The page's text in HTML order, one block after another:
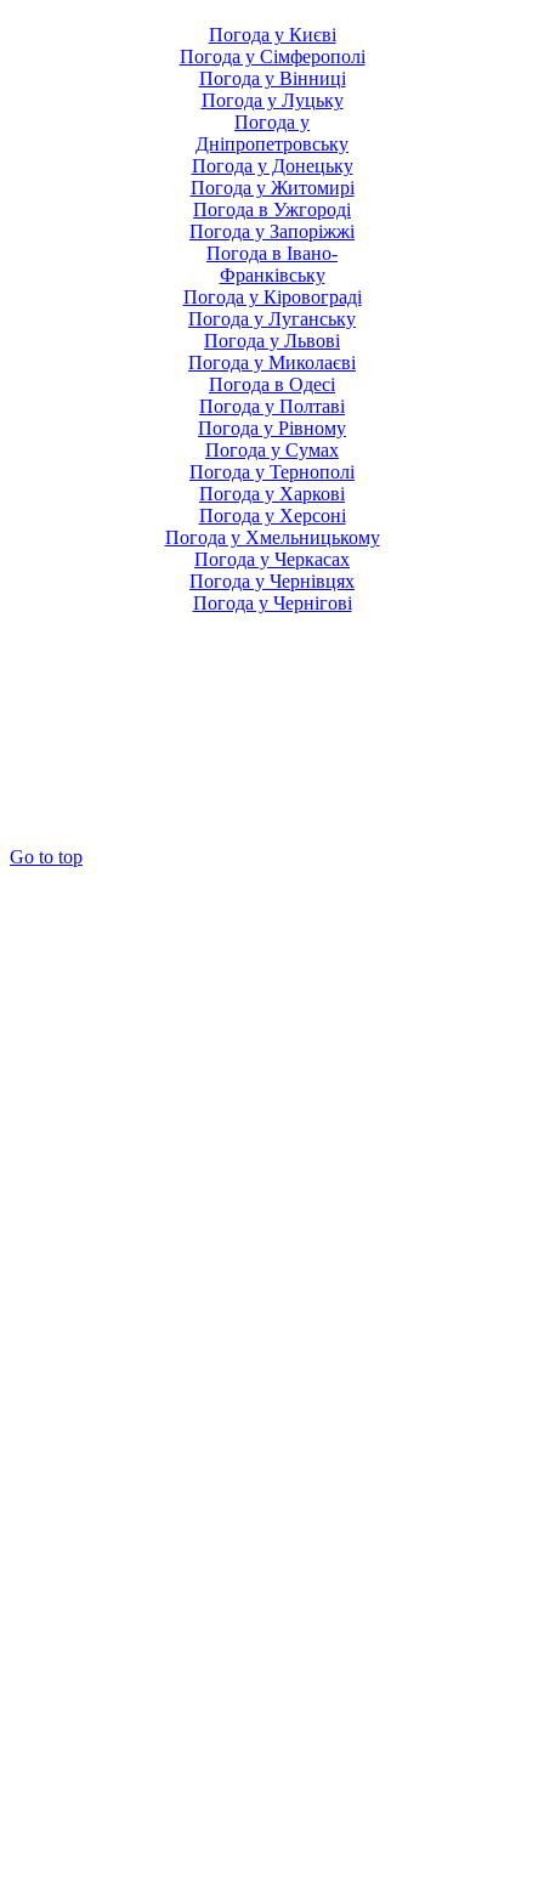
Погода у Києві
Погода у Сімферополі
Погода у Вінниці
Погода у Луцьку
Погода у
Дніпропетровську
Погода у Донецьку
Погода у Житомирі
Погода в Ужгороді
Погода у Запоріжжі
Погода в Івано-
Франківську
Погода у Кіровограді
Погода у Луганську
Погода у Львові
Погода у Миколаєві
Погода в Одесі
Погода у Полтаві
Погода у Рівному
Погода у Сумах
Погода у Тернополі
Погода у Харкові
Погода у Херсоні
Погода у Хмельницькому
Погода у Черкасах
Погода у Чернівцях
Погода у Чернігові
Go to top